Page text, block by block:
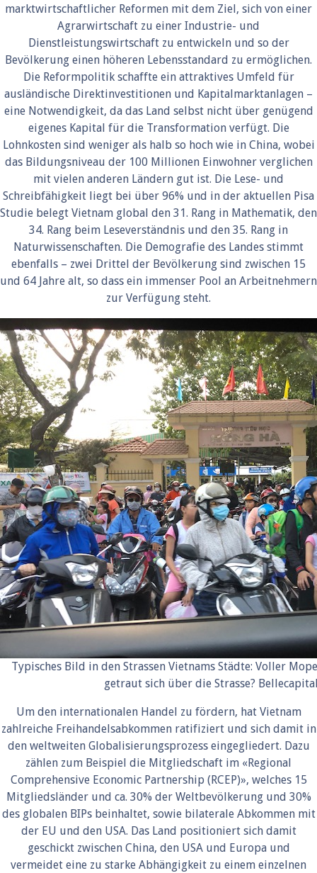
marktwirtschaftlicher Reformen mit dem Ziel, sich von einer
Agrarwirtschaft zu einer Industrie- und
Dienstleistungswirtschaft zu entwickeln und so der
Bevölkerung einen höheren Lebensstandard zu ermöglichen.
Die Reformpolitik schaffte ein attraktives Umfeld für
ausländische Direktinvestitionen und Kapitalmarktanlagen –
eine Notwendigkeit, da das Land selbst nicht über genügend
eigenes Kapital für die Transformation verfügt. Die
Lohnkosten sind weniger als halb so hoch wie in China, wobei
das Bildungsniveau der 100 Millionen Einwohner verglichen
mit vielen anderen Ländern gut ist. Die Lese- und
Schreibfähigkeit liegt bei über 96% und in der aktuellen Pisa
Studie belegt Vietnam global den 31. Rang in Mathematik, den
34. Rang beim Leseverständnis und den 35. Rang in
Naturwissenschaften. Die Demografie des Landes stimmt
ebenfalls – zwei Drittel der Bevölkerung sind zwischen 15
und 64 Jahre alt, so dass ein immenser Pool an Arbeitnehmern
zur Verfügung steht.
Typisches Bild in den Strassen Vietnams Städte: Voller
getraut sich über die Strasse?
Um den internationalen Handel zu fördern, hat Vietnam
zahlreiche Freihandelsabkommen ratifiziert und sich damit in
den weltweiten Globalisierungsprozess eingegliedert. Dazu
zählen zum Beispiel die Mitgliedschaft im «Regional
Comprehensive Economic Partnership (RCEP)», welches 15
Mitgliedsländer und ca. 30% der Weltbevölkerung und 30%
des globalen BIPs beinhaltet, sowie bilaterale Abkommen mit
der EU und den USA. Das Land positioniert sich damit
geschickt zwischen China, den USA und Europa und
vermeidet eine zu starke Abhängigkeit zu einem einzelnen